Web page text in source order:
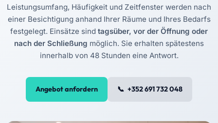
Leistungsumfang, Häufigkeit und Zeitfenster werden nach
einer Besichtigung anhand Ihrer Räume und Ihres Bedarfs
festgelegt. Einsätze sind tagsüber, vor der Öffnung oder
nach der Schließung möglich. Sie erhalten spätestens
innerhalb von 48 Stunden eine Antwort.
Angebot anfordern +352 691 732 048